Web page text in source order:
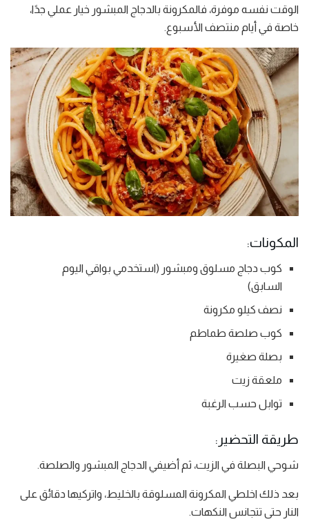
الوقت نفسه موفرة، فالمكرونة بالدجاج المبشور خيار عملي جدًا،
خاصة في أيام منتصف الأسبوع.
المكونات:
كوب دجاج مسلوق ومبشور (استخدمي بواقي اليوم
السابق)
نصف كيلو مكرونة
كوب صلصة طماطم
بصلة صغيرة
ملعقة زيت
توابل حسب الرغبة
طريقة التحضير:
شوحي البصلة في الزيت، ثم أضيفي الدجاج المبشور والصلصة.
بعد ذلك اخلطي المكرونة المسلوقة بالخليط، واتركيها دقائق على
النار حتى تتجانس النكهات.